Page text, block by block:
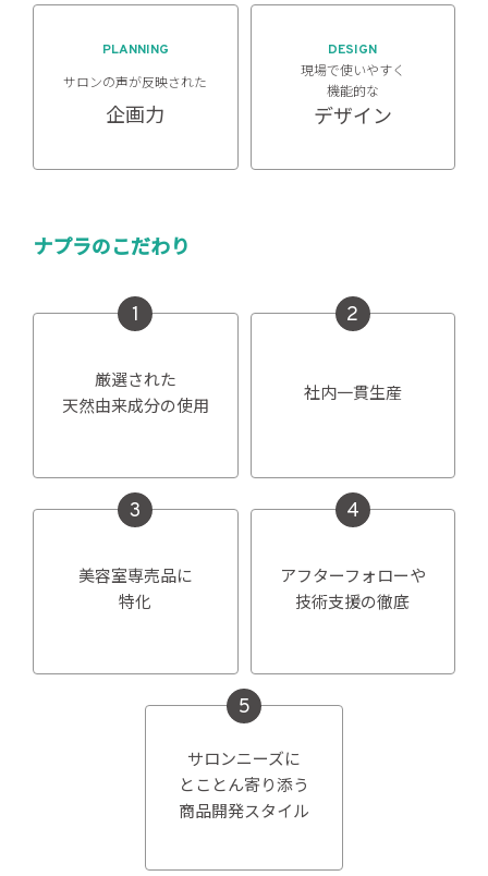
PLANNING
サロンの声が反映された
企画力
DESIGN
現場で使いやすく
機能的な
デザイン
ナプラのこだわり
1
厳選された
天然由来成分の使用
2
社内一貫生産
3
美容室専売品に
特化
4
アフターフォローや
技術支援の徹底
5
サロンニーズに
とことん寄り添う
商品開発スタイル